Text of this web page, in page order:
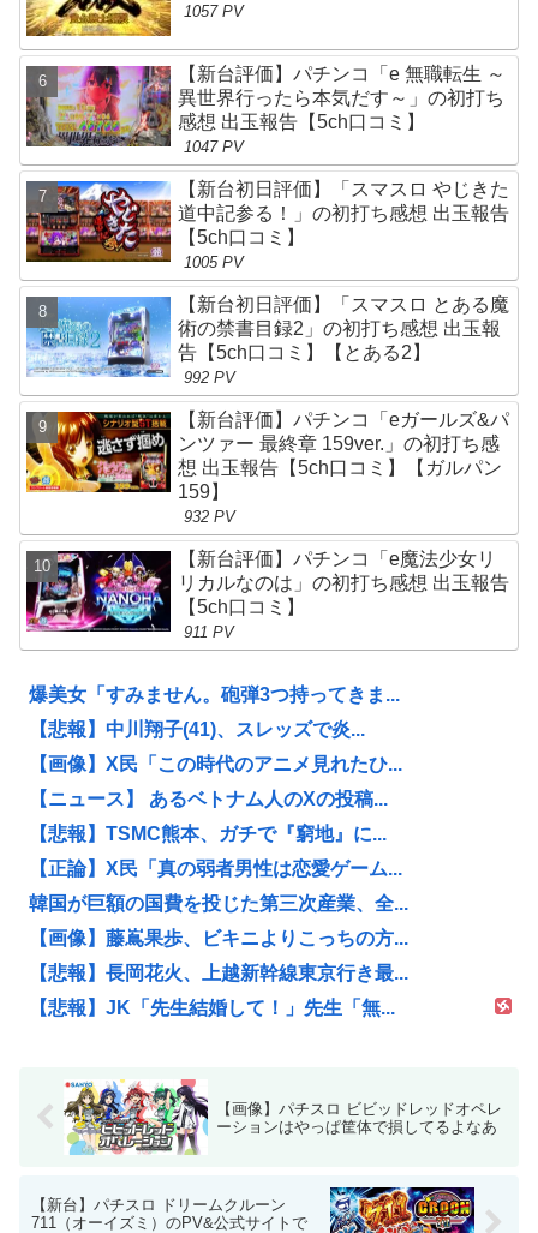
1057 PV
【新台評価】パチンコ「e 無職転生 ～
異世界行ったら本気だす～」の初打ち
感想 出玉報告【5ch口コミ】
1047 PV
【新台初日評価】「スマスロ やじきた
道中記参る！」の初打ち感想 出玉報告
【5ch口コミ】
1005 PV
【新台初日評価】「スマスロ とある魔
術の禁書目録2」の初打ち感想 出玉報
告【5ch口コミ】【とある2】
992 PV
【新台評価】パチンコ「eガールズ&パ
ンツァー 最終章 159ver.」の初打ち感
想 出玉報告【5ch口コミ】【ガルパン
159】
932 PV
【新台評価】パチンコ「e魔法少女リ
リカルなのは」の初打ち感想 出玉報告
【5ch口コミ】
911 PV
爆美女「すみません。砲弾3つ持ってきま...
【悲報】中川翔子(41)、スレッズで炎...
【画像】X民「この時代のアニメ見れたひ...
【ニュース】 あるベトナム人のXの投稿...
【悲報】TSMC熊本、ガチで『窮地』に...
【正論】X民「真の弱者男性は恋愛ゲーム...
韓国が巨額の国費を投じた第三次産業、全...
【画像】藤嶌果歩、ビキニよりこっちの方...
【悲報】長岡花火、上越新幹線東京行き最...
【悲報】JK「先生結婚して！」先生「無...
【画像】パチスロ ビビッドレッドオペレ
ーションはやっぱ筐体で損してるよなあ
【新台】パチスロ ドリームクルーン
711（オーイズミ）のPV&公式サイトで